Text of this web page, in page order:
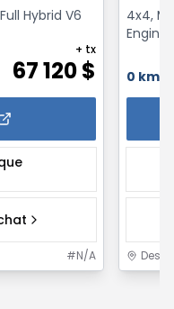
Hybrid V6
67 120$
+ tx
#N/A
4x4,
Engine
0 km